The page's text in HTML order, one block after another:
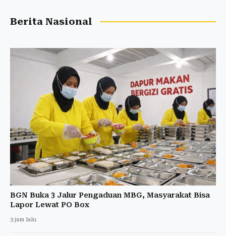
Berita Nasional
BGN Buka 3 Jalur Pengaduan MBG, Masyarakat Bisa
Lapor Lewat PO Box
3 jam lalu